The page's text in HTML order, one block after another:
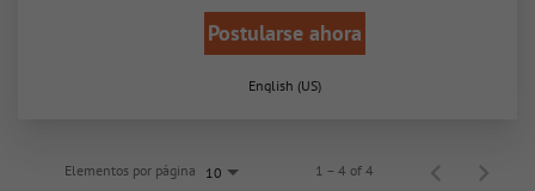
Postularse ahora
English (US)
Elementos por página 10 1 – 4 of 4